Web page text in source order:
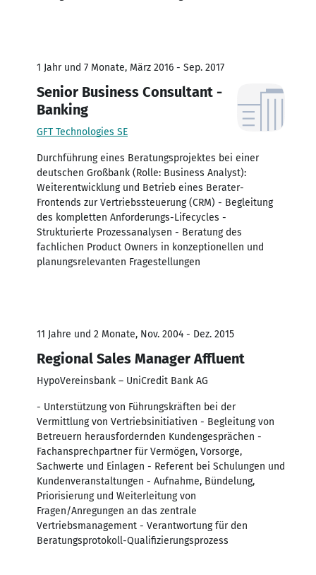
1 Jahr und 7 Monate, März 2016 - Sep. 2017
Senior Business Consultant -
Banking
GFT Technologies SE
Durchführung eines Beratungsprojektes bei einer
deutschen Großbank (Rolle: Business Analyst):
Weiterentwicklung und Betrieb eines Berater-
Frontends zur Vertriebssteuerung (CRM) - Begleitung
des kompletten Anforderungs-Lifecycles -
Strukturierte Prozessanalysen - Beratung des
fachlichen Product Owners in konzeptionellen und
planungsrelevanten Fragestellungen
11 Jahre und 2 Monate, Nov. 2004 - Dez. 2015
Regional Sales Manager Affluent
HypoVereinsbank – UniCredit Bank AG
- Unterstützung von Führungskräften bei der
Vermittlung von Vertriebsinitiativen - Begleitung von
Betreuern herausfordernden Kundengesprächen -
Fachansprechpartner für Vermögen, Vorsorge,
Sachwerte und Einlagen - Referent bei Schulungen und
Kundenveranstaltungen - Aufnahme, Bündelung,
Priorisierung und Weiterleitung von
Fragen/Anregungen an das zentrale
Vertriebsmanagement - Verantwortung für den
Beratungsprotokoll-Qualifizierungsprozess